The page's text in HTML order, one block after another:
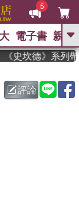
5
GO
父親節 、 如果歷
推薦 、 國際布克
電子書 親子
坎德》系列帶
評論